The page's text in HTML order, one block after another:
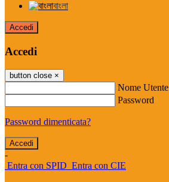
বাংলা
Accedi
Accedi
button close ×
Nome Utente
Password
Password dimenticata?
-
Entra con SPID Entra con CIE